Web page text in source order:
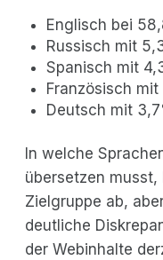
Englisch bei
Russisch mit
Spanisch mit
Französisch mit
Deutsch mit
In welche
übersetzen
Zielgruppe ab,
deutliche
der Webinhalte